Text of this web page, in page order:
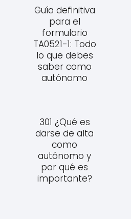
Guía definitiva
para el
formulario
TA0521-1: Todo
lo que debes
saber como
autónomo
301 ¿Qué es
darse de alta
como
autónomo y
por qué es
importante?